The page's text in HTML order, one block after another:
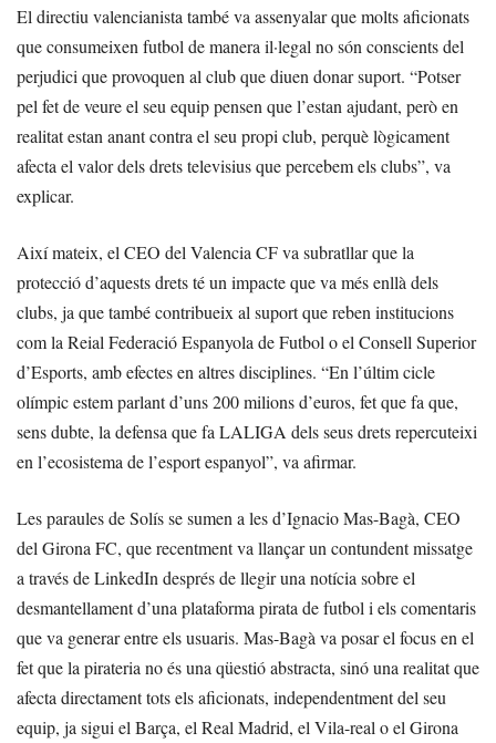
El directiu valencianista també va assenyalar que molts aficionats
que consumeixen futbol de manera il·legal no són conscients del
perjudici que provoquen al club que diuen donar suport. “Potser
pel fet de veure el seu equip pensen que l’estan ajudant, però en
realitat estan anant contra el seu propi club, perquè lògicament
afecta el valor dels drets televisius que percebem els clubs”, va
explicar.
Així mateix, el CEO del Valencia CF va subratllar que la
protecció d’aquests drets té un impacte que va més enllà dels
clubs, ja que també contribueix al suport que reben institucions
com la Reial Federació Espanyola de Futbol o el Consell Superior
d’Esports, amb efectes en altres disciplines. “En l’últim cicle
olímpic estem parlant d’uns 200 milions d’euros, fet que fa que,
sens dubte, la defensa que fa LALIGA dels seus drets repercuteixi
en l’ecosistema de l’esport espanyol”, va afirmar.
Les paraules de Solís se sumen a les d’Ignacio Mas-Bagà, CEO
del Girona FC, que recentment va llançar un contundent missatge
a través de LinkedIn després de llegir una notícia sobre el
desmantellament d’una plataforma pirata de futbol i els comentaris
que va generar entre els usuaris. Mas-Bagà va posar el focus en el
fet que la pirateria no és una qüestió abstracta, sinó una realitat que
afecta directament tots els aficionats, independentment del seu
equip, ja sigui el Barça, el Real Madrid, el Vila-real o el Girona